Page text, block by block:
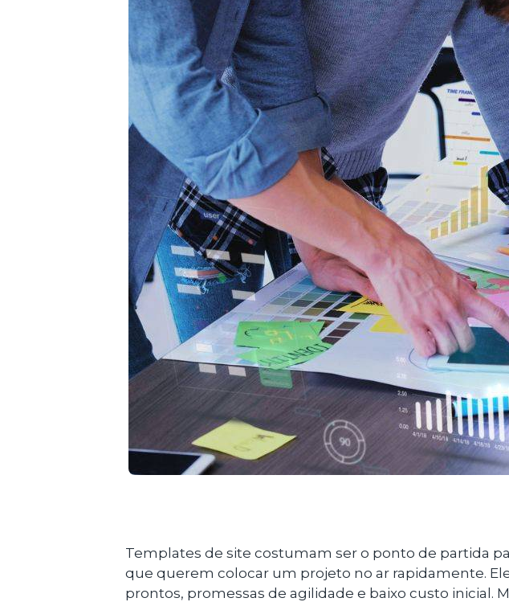
Templates de site costumam ser o ponto de partida
que querem colocar um projeto no ar rapidamente.
prontos, promessas de agilidade e baixo custo inicial.